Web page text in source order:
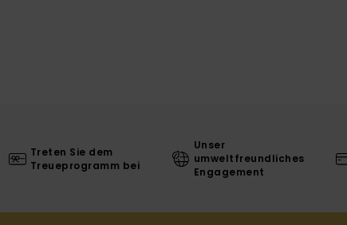
Treten Sie dem
Treueprogramm bei
Unser
umweltfreundliches
Engagement